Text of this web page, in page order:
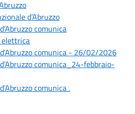
d’Abruzzo
comunica
comunica - 26/02/2026
comunica_24-febbraio-
comunica .